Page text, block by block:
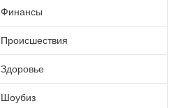
Финансы
Происшествия
Здоровье
Шоубиз